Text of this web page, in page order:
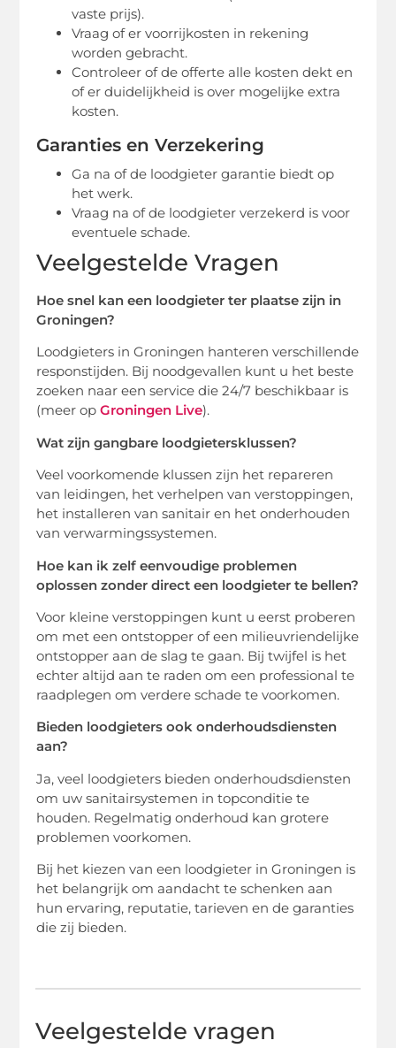
vaste prijs).
Vraag of er voorrijkosten in rekening
worden gebracht.
Controleer of de offerte alle kosten dekt en
of er duidelijkheid is over mogelijke extra
kosten.
Garanties en Verzekering
Ga na of de loodgieter garantie biedt op
het werk.
Vraag na of de loodgieter verzekerd is voor
eventuele schade.
Veelgestelde Vragen
Hoe snel kan een loodgieter ter plaatse zijn in
Groningen?
Loodgieters in Groningen hanteren verschillende
responstijden. Bij noodgevallen kunt u het beste
zoeken naar een service die 24/7 beschikbaar is
(meer opGroningen Live).
Wat zijn gangbare loodgietersklussen?
Veel voorkomende klussen zijn het repareren
van leidingen, het verhelpen van verstoppingen,
het installeren van sanitair en het onderhouden
van verwarmingssystemen.
Hoe kan ik zelf eenvoudige problemen
oplossen zonder direct een loodgieter te bellen?
Voor kleine verstoppingen kunt u eerst proberen
om met een ontstopper of een milieuvriendelijke
ontstopper aan de slag te gaan. Bij twijfel is het
echter altijd aan te raden om een professional te
raadplegen om verdere schade te voorkomen.
Bieden loodgieters ook onderhoudsdiensten
aan?
Ja, veel loodgieters bieden onderhoudsdiensten
om uw sanitairsystemen in topconditie te
houden. Regelmatig onderhoud kan grotere
problemen voorkomen.
Bij het kiezen van een loodgieter in Groningen is
het belangrijk om aandacht te schenken aan
hun ervaring, reputatie, tarieven en de garanties
die zij bieden.
Veelgestelde vragen